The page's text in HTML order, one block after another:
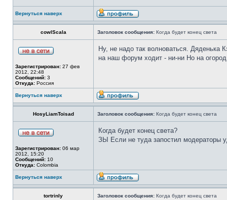
Вернуться наверх
cowlScala Заголовок сообщения: Когда будет конец света
Зарегистрирован: 27 фев
2012, 22:48
Сообщений: 3
Откуда: Россия
Ну, не надо так волноваться. Дяденька
на наш форум ходит - ни-ни Но на
Вернуться наверх
HosyLiamToisad Заголовок сообщения: Когда будет конец света
Зарегистрирован: 06 мар
2012, 15:20
Сообщений: 10
Откуда: Colombia
Когда будет конец света?
ЗЫ Если не туда запостил модераторы
Вернуться наверх
tortrinly Заголовок сообщения: Когда будет конец света